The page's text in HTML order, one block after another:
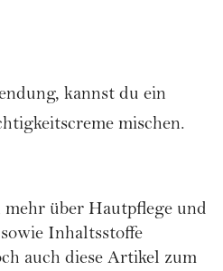
kannst du ein
mischen.
über Hautpflege und
Inhaltsstoffe
auch diese Artikel zum